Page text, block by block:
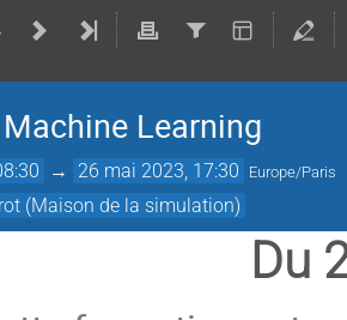
Learning
→ 26 mai 2023, 17:30 Europe/Paris
(Maison de la simulation)
Du